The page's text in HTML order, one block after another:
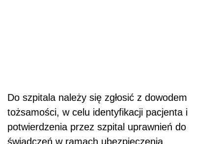
Do szpitala należy się zgłosić z dowodem
tożsamości, w celu identyfikacji pacjenta i
potwierdzenia przez szpital uprawnień do
świadczeń w ramach ubezpieczenia